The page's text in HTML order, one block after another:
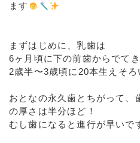
ます
まずはじめに、乳歯は
6ヶ月頃に下の前歯からでてき
2歳半〜3歳頃に20本生えそろ
おとなの永久歯とちがって、
の厚さは半分ほど！
むし歯になると進行が早いで